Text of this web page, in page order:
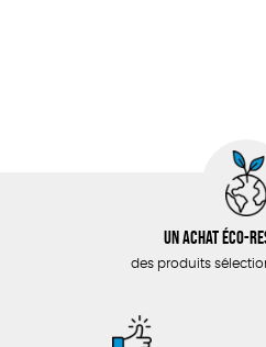
Un achat éco-
des produits